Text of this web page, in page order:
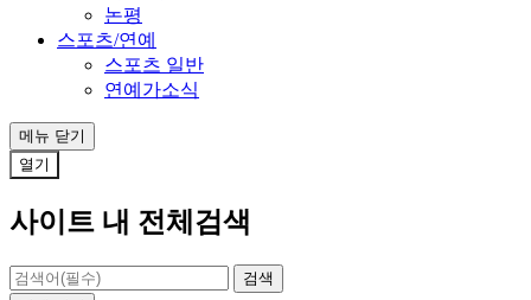
논평
스포츠/연예
스포츠 일반
연예가소식
메뉴 닫기
열기
사이트 내 전체검색